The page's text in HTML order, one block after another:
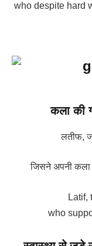
who despite hard
कला की
लतीफ,
जिसने अपनी कला
Latif,
who